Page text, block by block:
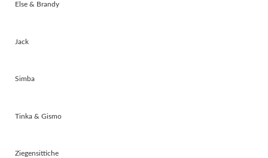
Else & Brandy
Jack
Simba
Tinka & Gismo
Ziegensittiche